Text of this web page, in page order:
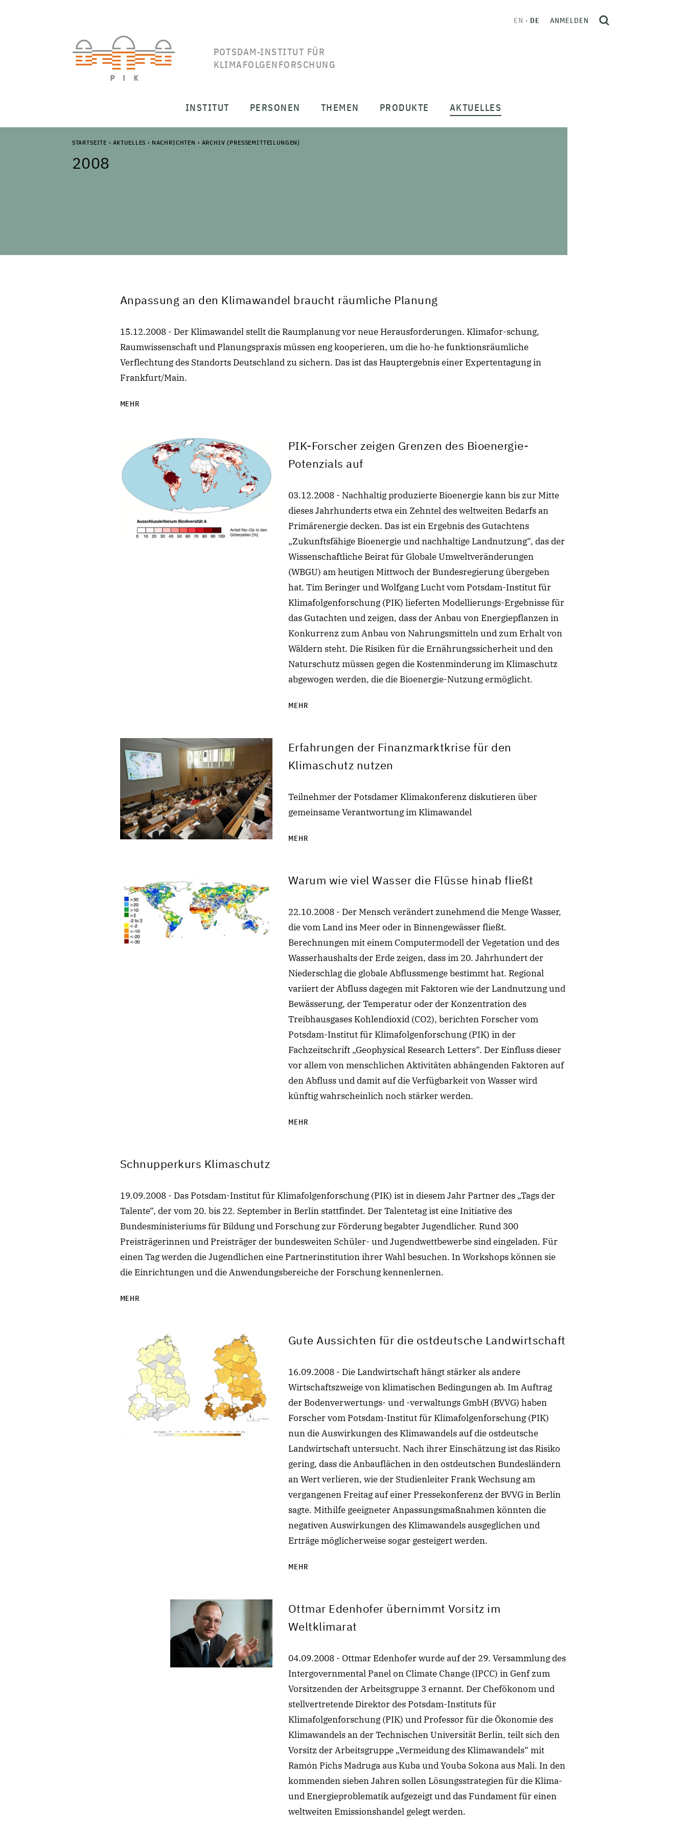
POTSDAM-INSTITUT FÜR
KLIMAFOLGENFORSCHUNG
EN DE ANMELDEN
INSTITUT PERSONEN THEMEN PRODUKTE AKTUELLES
STARTSEITE › AKTUELLES › NACHRICHTEN › ARCHIV (PRESSEMITTEILUNGEN)
2008
Anpassung an den Klimawandel braucht räumliche Planung
15.12.2008 - Der Klimawandel stellt die Raumplanung vor neue Herausforderungen. Klimafor-schung,
Raumwissenschaft und Planungspraxis müssen eng kooperieren, um die ho-he funktionsräumliche
Verflechtung des Standorts Deutschland zu sichern. Das ist das Hauptergebnis einer Expertentagung in
Frankfurt/Main.
MEHR
PIK-Forscher zeigen Grenzen des Bioenergie-
Potenzials auf
03.12.2008 - Nachhaltig produzierte Bioenergie kann bis zur Mitte
dieses Jahrhunderts etwa ein Zehntel des weltweiten Bedarfs an
Primärenergie decken. Das ist ein Ergebnis des Gutachtens
„Zukunftsfähige Bioenergie und nachhaltige Landnutzung“, das der
Wissenschaftliche Beirat für Globale Umweltveränderungen
(WBGU) am heutigen Mittwoch der Bundesregierung übergeben
hat. Tim Beringer und Wolfgang Lucht vom Potsdam-Institut für
Klimafolgenforschung (PIK) lieferten Modellierungs-Ergebnisse für
das Gutachten und zeigen, dass der Anbau von Energiepflanzen in
Konkurrenz zum Anbau von Nahrungsmitteln und zum Erhalt von
Wäldern steht. Die Risiken für die Ernährungssicherheit und den
Naturschutz müssen gegen die Kostenminderung im Klimaschutz
abgewogen werden, die die Bioenergie-Nutzung ermöglicht.
MEHR
Erfahrungen der Finanzmarktkrise für den
Klimaschutz nutzen
Teilnehmer der Potsdamer Klimakonferenz diskutieren über
gemeinsame Verantwortung im Klimawandel
MEHR
Warum wie viel Wasser die Flüsse hinab fließt
22.10.2008 - Der Mensch verändert zunehmend die Menge Wasser,
die vom Land ins Meer oder in Binnengewässer fließt.
Berechnungen mit einem Computermodell der Vegetation und des
Wasserhaushalts der Erde zeigen, dass im 20. Jahrhundert der
Niederschlag die globale Abflussmenge bestimmt hat. Regional
variiert der Abfluss dagegen mit Faktoren wie der Landnutzung und
Bewässerung, der Temperatur oder der Konzentration des
Treibhausgases Kohlendioxid (CO2), berichten Forscher vom
Potsdam-Institut für Klimafolgenforschung (PIK) in der
Fachzeitschrift „Geophysical Research Letters“. Der Einfluss dieser
vor allem von menschlichen Aktivitäten abhängenden Faktoren auf
den Abfluss und damit auf die Verfügbarkeit von Wasser wird
künftig wahrscheinlich noch stärker werden.
MEHR
Schnupperkurs Klimaschutz
19.09.2008 - Das Potsdam-Institut für Klimafolgenforschung (PIK) ist in diesem Jahr Partner des „Tags der
Talente“, der vom 20. bis 22. September in Berlin stattfindet. Der Talentetag ist eine Initiative des
Bundesministeriums für Bildung und Forschung zur Förderung begabter Jugendlicher. Rund 300
Preisträgerinnen und Preisträger der bundesweiten Schüler- und Jugendwettbewerbe sind eingeladen. Für
einen Tag werden die Jugendlichen eine Partnerinstitution ihrer Wahl besuchen. In Workshops können sie
die Einrichtungen und die Anwendungsbereiche der Forschung kennenlernen.
MEHR
Gute Aussichten für die ostdeutsche Landwirtschaft
16.09.2008 - Die Landwirtschaft hängt stärker als andere
Wirtschaftszweige von klimatischen Bedingungen ab. Im Auftrag
der Bodenverwertungs- und -verwaltungs GmbH (BVVG) haben
Forscher vom Potsdam-Institut für Klimafolgenforschung (PIK)
nun die Auswirkungen des Klimawandels auf die ostdeutsche
Landwirtschaft untersucht. Nach ihrer Einschätzung ist das Risiko
gering, dass die Anbauflächen in den ostdeutschen Bundesländern
an Wert verlieren, wie der Studienleiter Frank Wechsung am
vergangenen Freitag auf einer Pressekonferenz der BVVG in Berlin
sagte. Mithilfe geeigneter Anpassungsmaßnahmen könnten die
negativen Auswirkungen des Klimawandels ausgeglichen und
Erträge möglicherweise sogar gesteigert werden.
MEHR
Ottmar Edenhofer übernimmt Vorsitz im
Weltklimarat
04.09.2008 - Ottmar Edenhofer wurde auf der 29. Versammlung des
Intergovernmental Panel on Climate Change (IPCC) in Genf zum
Vorsitzenden der Arbeitsgruppe 3 ernannt. Der Chefökonom und
stellvertretende Direktor des Potsdam-Instituts für
Klimafolgenforschung (PIK) und Professor für die Ökonomie des
Klimawandels an der Technischen Universität Berlin, teilt sich den
Vorsitz der Arbeitsgruppe „Vermeidung des Klimawandels“ mit
Ramón Pichs Madruga aus Kuba und Youba Sokona aus Mali. In den
kommenden sieben Jahren sollen Lösungsstrategien für die Klima-
und Energieproblematik aufgezeigt und das Fundament für einen
weltweiten Emissionshandel gelegt werden.